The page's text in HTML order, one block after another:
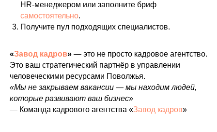
HR‑менеджером или заполните бриф
самостоятельно.
Получите пул подходящих специалистов.
«Завод кадров» — это не просто кадровое агентство.
Это ваш стратегический партнёр в управлении
человеческими ресурсами Поволжья.
«Мы не закрываем вакансии — мы находим людей,
которые развивают ваш бизнес»
— Команда кадрового агентства «Завод кадров»